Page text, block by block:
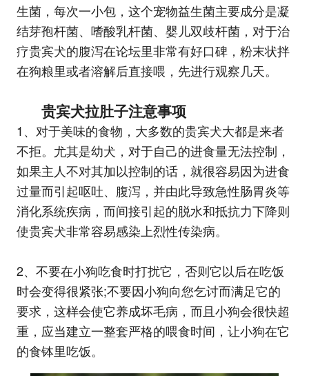
生菌，每次一小包，这个宠物益生菌主要成分是凝
结芽孢杆菌、嗜酸乳杆菌、婴儿双歧杆菌，对于治
疗贵宾犬的腹泻在论坛里非常有好口碑，粉末状拌
在狗粮里或者溶解后直接喂，先进行观察几天。
贵宾犬拉肚子注意事项
1、对于美味的食物，大多数的贵宾犬大都是来者
不拒。尤其是幼犬，对于自己的进食量无法控制，
如果主人不对其加以控制的话，就很容易因为进食
过量而引起呕吐、腹泻，并由此导致急性肠胃炎等
消化系统疾病，而间接引起的脱水和抵抗力下降则
使贵宾犬非常容易感染上烈性传染病。
2、不要在小狗吃食时打扰它，否则它以后在吃饭
时会变得很紧张;不要因小狗向您乞讨而满足它的
要求，这样会使它养成坏毛病，而且小狗会很快超
重，应当建立一整套严格的喂食时间，让小狗在它
的食钵里吃饭。